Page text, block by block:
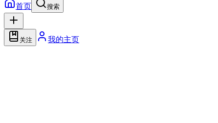
首页 搜索
关注 我的主页